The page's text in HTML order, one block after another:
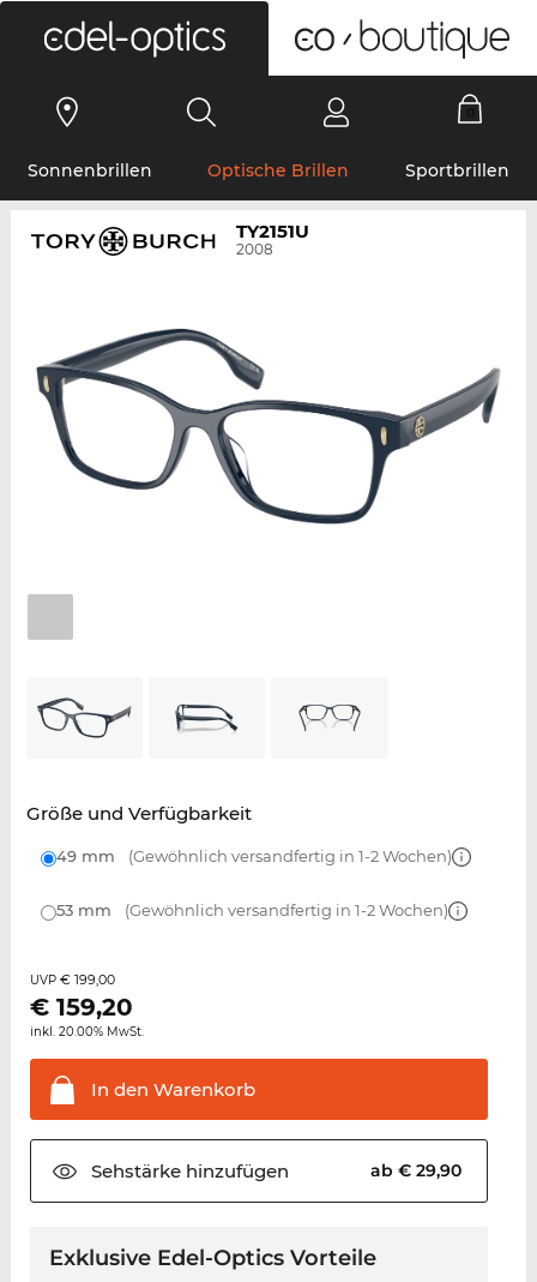
Sonnenbrillen Optische Brillen Sportbrillen
TY2151U
2008
Größe und Verfügbarkeit
49 mm (Gewöhnlich versandfertig in 1-2 Wochen)
53 mm (Gewöhnlich versandfertig in 1-2 Wochen)
UVP € 199,00
€ 159,20
inkl. 20.00% MwSt.
In den Warenkorb
Sehstärkehinzufügen ab € 29,90
Exklusive Edel-Optics Vorteile